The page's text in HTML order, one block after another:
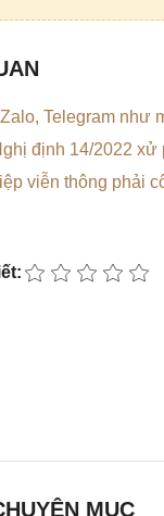
Telegram như
định 14/2022
viễn thông phải
MỤC